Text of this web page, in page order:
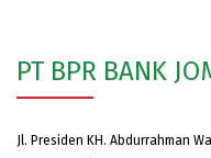
PT BPR BANK
Jl. Presiden KH. Abdurrahman